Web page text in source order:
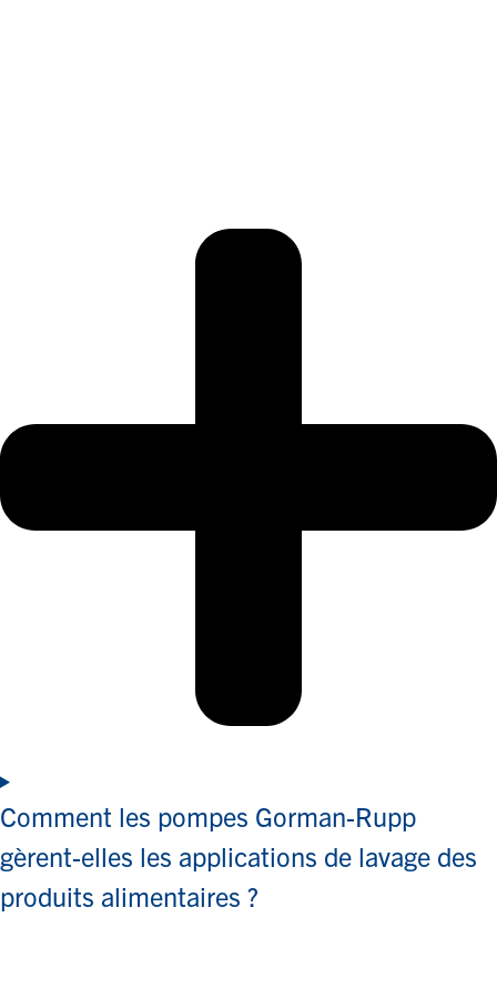
Comment les pompes Gorman-Rupp
gèrent-elles les applications de lavage des
produits alimentaires ?